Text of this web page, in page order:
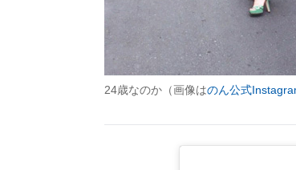
24歳なのか（画像はのん公式